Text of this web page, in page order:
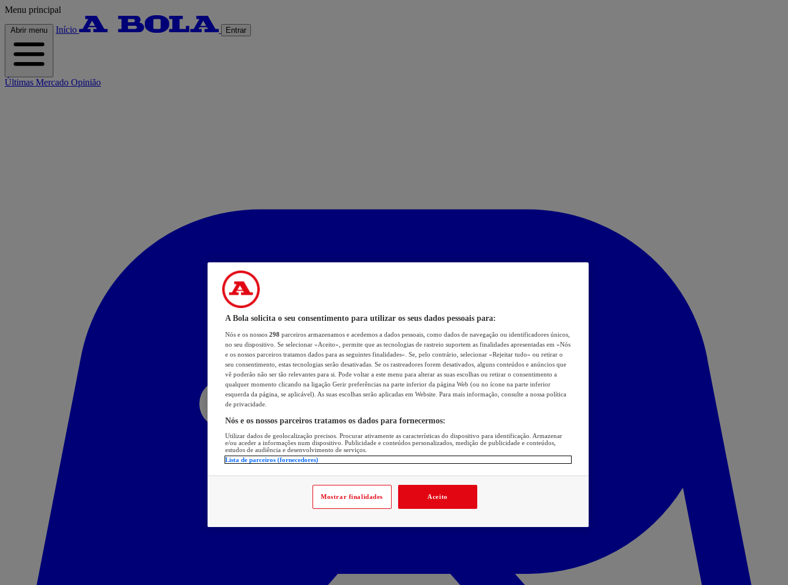
Menu principal
Abrir menu Início Entrar
Últimas Mercado Opinião
A Bola solicita o seu consentimento para utilizar os seus dados pessoais para:
Nós e os nossos 298 parceiros armazenamos e acedemos a dados pessoais, como dados de navegação ou identificadores únicos,
no seu dispositivo. Se selecionar «Aceito», permite que as tecnologias de rastreio suportem as finalidades apresentadas em «Nós
e os nossos parceiros tratamos dados para as seguintes finalidades». Se, pelo contrário, selecionar «Rejeitar tudo» ou retirar o
seu consentimento, estas tecnologias serão desativadas. Se os rastreadores forem desativados, alguns conteúdos e anúncios que
vê poderão não ser tão relevantes para si. Pode voltar a este menu para alterar as suas escolhas ou retirar o consentimento a
qualquer momento clicando na ligação Gerir preferências na parte inferior da página Web (ou no ícone na parte inferior
esquerda da página, se aplicável). As suas escolhas serão aplicadas em Website. Para mais informação, consulte a nossa política
de privacidade.
Nós e os nossos parceiros tratamos os dados para fornecermos:
Utilizar dados de geolocalização precisos. Procurar ativamente as características do dispositivo para identificação. Armazenar
e/ou aceder a informações num dispositivo. Publicidade e conteúdos personalizados, medição de publicidade e conteúdos,
estudos de audiência e desenvolvimento de serviços.
Lista de parceiros (fornecedores)
Mostrar finalidades Aceito